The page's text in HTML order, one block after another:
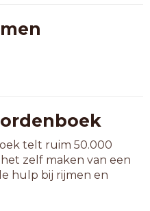
telt ruim 50.000
zelf maken van een
hulp bij rijmen en